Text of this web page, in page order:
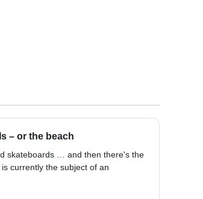
– or the beach
skateboards … and then there's the
currently the subject of an